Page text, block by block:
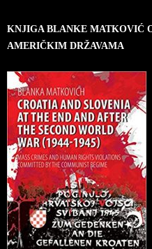
KNJIGA BLANKE MATKOVIĆ
AMERIČKIM DRŽAVAMA